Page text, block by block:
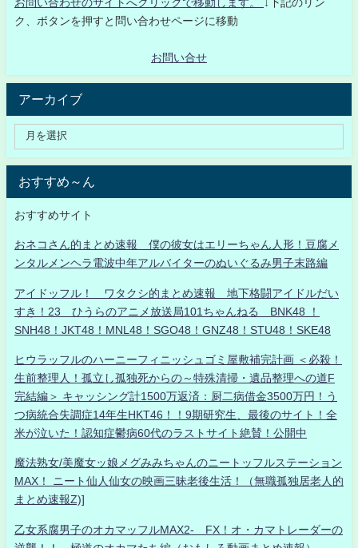
お問い合わせのサイトへクリックで移動します。
↓下記のリン
ク、ボタンを押すと問い合わせページに移動
お問い合せ
アーカイブ
おすすめ～ん
おすすめサイト
おネコさん的まとめ速報 僕の彼女はエリーちゃん人形！豆腐メ
ンタルメンヘラ電波中年アルバイターのぬいぐるみ男子末路編
アイドッフル！ ワタクシ的まとめ速報 地下格闘アイドルだい
すき！23 ひうらのアニメ放送局101ちゃんねる BNK48 ！
SNH48！JKT48！MNL48！SGO48！GNZ48！STU48！SKE48
ヒウラッフルのハーニーフィニッシュゴミ屋敷補完計画 ＜必殺！
生前整理人！孤立し孤独死からの～特殊清掃・遺品整理への道F
完結編＞ キャッシング計1500万返済：厨二病借金3500万円！う
つ病統合失調症14年生HKT46！！9期研究生、最後のサイト！全
米が泣いた！認知症鬱病60代のラストサイト絶賛！公開中
魔法熟女/美魔女ッ娘メグみみちゃんのニートッフルステーション
MAX！ ニート仙人仙女の映画三昧老後生活！（無職孤独居老人的
まとめ速報Z)]
乙女系腐男子のオカマッフルMAX2- FX！オ・カマトレーダーの